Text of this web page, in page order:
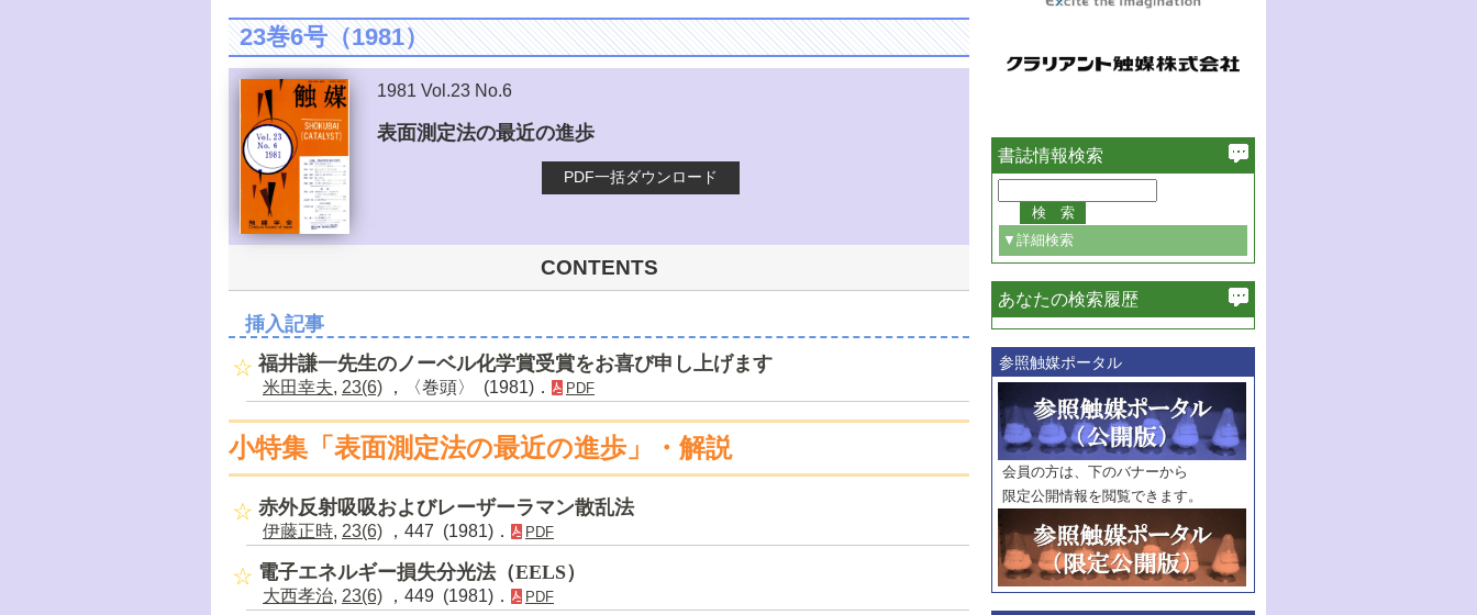
23巻6号（1981）
1981 Vol.23 No.6
表面測定法の最近の進歩
PDF一括ダウンロード
CONTENTS
挿入記事
福井謙一先生のノーベル化学賞受賞をお喜び申し上げます
米田幸夫, 23(6) ，〈巻頭〉 (1981)． PDF
小特集「表面測定法の最近の進歩」・解説
赤外反射吸吸およびレーザーラマン散乱法
伊藤正時, 23(6) ，447 (1981)． PDF
電子エネルギー損失分光法（EELS）
大西孝治, 23(6) ，449 (1981)． PDF
書誌情報検索
▼詳細検索
必ず含む
巻・号指定
巻
号
範囲指定
巻
号～
巻
号
触媒年鑑
年度
記事種別
マーク：
マークあり
あなたの検索履歴
参照触媒ポータル
会員の方は、下のバナーから
限定公開情報を閲覧できます。